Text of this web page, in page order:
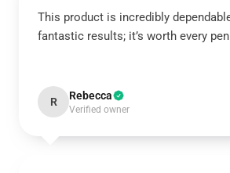
This product is incredibly
fantastic results; it’s worth every
R Rebecca
Verified owner